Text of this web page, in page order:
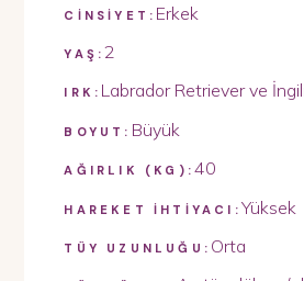
CİNSİYET: Erkek
YAŞ: 2
IRK: Labrador Retriever ve
BOYUT: Büyük
AĞIRLIK (KG): 40
HAREKET İHTİYACI: Yüksek
TÜY UZUNLUĞU: Orta